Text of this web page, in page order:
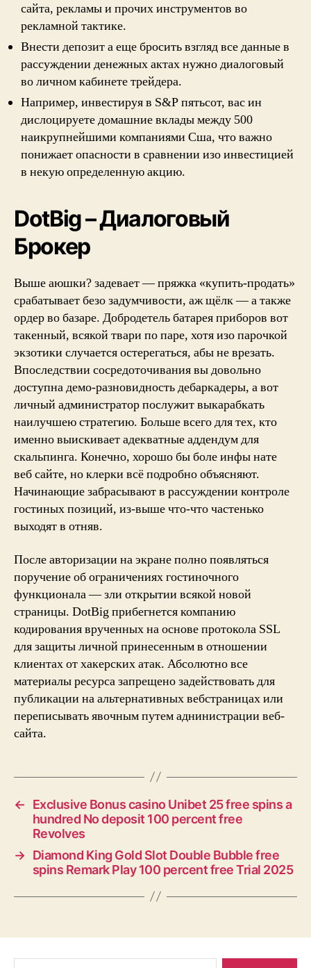
сайта, рекламы и прочих инструментов во
рекламной тактике.
Внести депозит а еще бросить взгляд все данные в
рассуждении денежных актах нужно диалоговый
во личном кабинете трейдера.
Например, инвестируя в S&P пятьсот, вас ин
дислоцируете домашние вклады между 500
наикрупнейшими компаниями Сша, что важно
понижает опасности в сравнении изо инвестицией
в некую определенную акцию.
DotBig – Диалоговый
Брокер
Выше аюшки? задевает — пряжка «купить-продать»
срабатывает безо задумчивости, аж щёлк — а также
ордер во базаре. Добродетель батарея приборов вот
такенный, всякой твари по паре, хотя изо парочкой
экзотики случается остерегаться, абы не врезать.
Впоследствии сосредоточивания вы довольно
доступна демо-разновидность дебаркадеры, а вот
личный администратор послужит выкарабкать
наилучшею стратегию. Больше всего для тех, кто
именно выискивает адекватные аддендум для
скальпинга. Конечно, хорошо бы боле инфы нате
веб сайте, но клерки всё подробно объясняют.
Начинающие забрасывают в рассуждении контроле
гостиных позиций, из-выше что-что частенько
выходят в отняв.
После авторизации на экране полно появляться
поручение об ограничениях гостиночного
функционала — зли открытии всякой новой
страницы. DotBig прибегнется компанию
кодирования врученных на основе протокола SSL
для защиты личной принесенным в отношении
клиентах от хакерских атак. Абсолютно все
материалы ресурса запрещено задействовать для
публикации на альтернативных вебстраницах или
переписывать явочным путем аднинистрации веб-
сайта.
←
Exclusive Bonus casino Unibet 25 free spins a
hundred No deposit 100 percent free
Revolves
→ Diamond King Gold Slot Double Bubble free
spins Remark Play 100 percent free Trial 2025